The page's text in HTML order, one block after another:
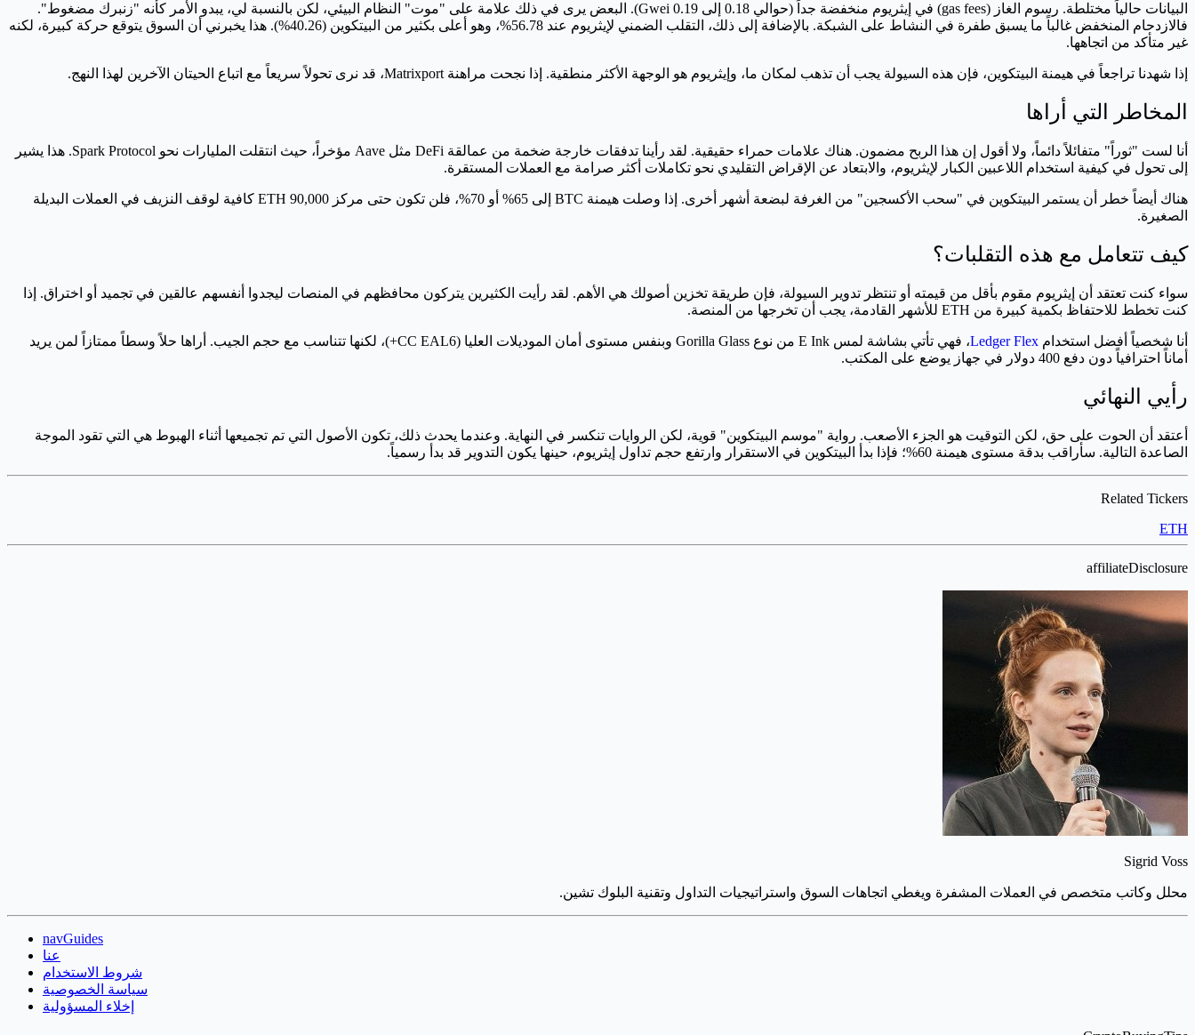
البيانات حالياً مختلطة. رسوم الغاز (gas fees) في إيثريوم منخفضة جداً (حوالي 0.18 إلى 0.19 Gwei). البعض يرى في ذلك علامة على "موت" النظام البيئي، لكن بالنسبة لي، يبدو الأمر كأنه "زنبرك مضغوط".
فالازدحام المنخفض غالباً ما يسبق طفرة في النشاط على الشبكة. بالإضافة إلى ذلك، التقلب الضمني لإيثريوم عند 56.78%، وهو أعلى بكثير من البيتكوين (40.26%). هذا يخبرني أن السوق يتوقع حركة كبيرة، لكنه
غير متأكد من اتجاهها.
إذا شهدنا تراجعاً في هيمنة البيتكوين، فإن هذه السيولة يجب أن تذهب لمكان ما، وإيثريوم هو الوجهة الأكثر منطقية. إذا نجحت مراهنة Matrixport، قد نرى تحولاً سريعاً مع اتباع الحيتان الآخرين لهذا النهج.
المخاطر التي أراها
أنا لست "ثوراً" متفائلاً دائماً، ولا أقول إن هذا الربح مضمون. هناك علامات حمراء حقيقية. لقد رأينا تدفقات خارجة ضخمة من عمالقة DeFi مثل Aave مؤخراً، حيث انتقلت المليارات نحو Spark Protocol. هذا يشير
إلى تحول في كيفية استخدام اللاعبين الكبار لإيثريوم، والابتعاد عن الإقراض التقليدي نحو تكاملات أكثر صرامة مع العملات المستقرة.
هناك أيضاً خطر أن يستمر البيتكوين في "سحب الأكسجين" من الغرفة لبضعة أشهر أخرى. إذا وصلت هيمنة BTC إلى 65% أو 70%، فلن تكون حتى مركز 90,000 ETH كافية لوقف النزيف في العملات البديلة
الصغيرة.
كيف تتعامل مع هذه التقلبات؟
سواء كنت تعتقد أن إيثريوم مقوم بأقل من قيمته أو تنتظر تدوير السيولة، فإن طريقة تخزين أصولك هي الأهم. لقد رأيت الكثيرين يتركون محافظهم في المنصات ليجدوا أنفسهم عالقين في تجميد أو اختراق. إذا
كنت تخطط للاحتفاظ بكمية كبيرة من ETH للأشهر القادمة، يجب أن تخرجها من المنصة.
أنا شخصياً أفضل استخدام Ledger Flex
، فهي تأتي بشاشة لمس E Ink من نوع Gorilla Glass وبنفس مستوى أمان الموديلات العليا (CC EAL6+)، لكنها تتناسب مع حجم الجيب. أراها حلاً وسطاً ممتازاً لمن يريد
أماناً احترافياً دون دفع 400 دولار في جهاز يوضع على المكتب.
رأيي النهائي
أعتقد أن الحوت على حق، لكن التوقيت هو الجزء الأصعب. رواية "موسم البيتكوين" قوية، لكن الروايات تنكسر في النهاية. وعندما يحدث ذلك، تكون الأصول التي تم تجميعها أثناء الهبوط هي التي تقود الموجة
الصاعدة التالية. سأراقب بدقة مستوى هيمنة 60%؛ فإذا بدأ البيتكوين في الاستقرار وارتفع حجم تداول إيثريوم، حينها يكون التدوير قد بدأ رسمياً.
Related Tickers
ETH
affiliateDisclosure
Sigrid Voss
محلل وكاتب متخصص في العملات المشفرة ويغطي اتجاهات السوق واستراتيجيات التداول وتقنية البلوك تشين.
navGuides
عنا
شروط الاستخدام
سياسة الخصوصية
إخلاء المسؤولية